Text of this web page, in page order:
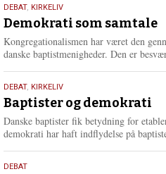
18.
maj
2026
DEBAT, KIRKELIV
Demokrati som samtale
Kongregationalismen har været den
danske baptistmenigheder. Den er
18.
maj
2026
DEBAT, KIRKELIV
Baptister og demokrati
Danske baptister fik betydning for
demokrati har haft indflydelse på
18.
DEBAT